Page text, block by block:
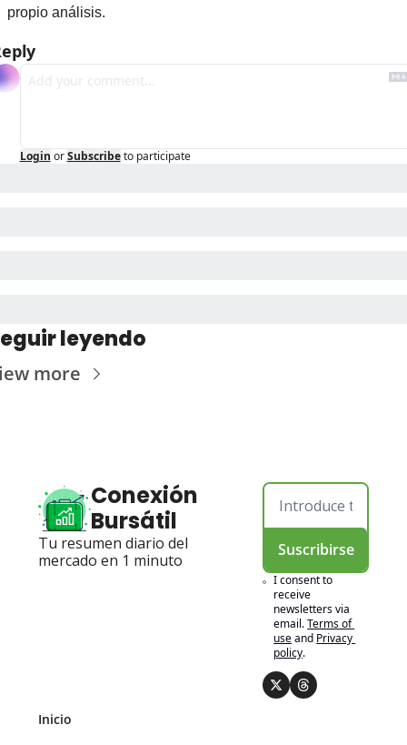
propio análisis.
Login or Subscribe to participate
leyendo
more
Conexión
Bursátil
Tu resumen diario del
mercado en 1 minuto
Suscribirse
I consent to
receive
newsletters via
email.Terms of
useand Privacy
policy.
Inicio